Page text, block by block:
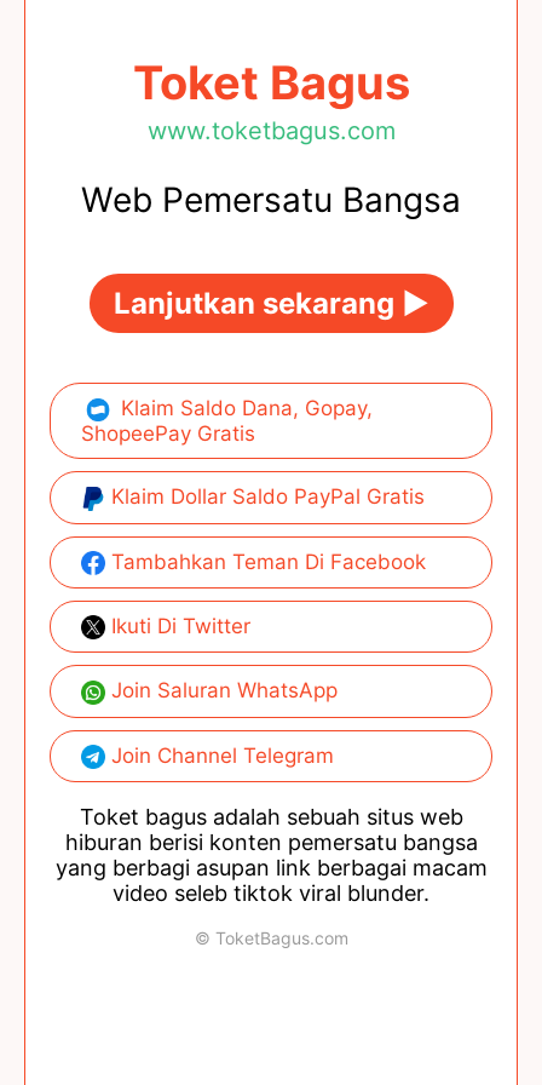
Toket Bagus
www.toketbagus.com
Web Pemersatu Bangsa
Lanjutkan sekarang ►
Klaim Saldo Dana, Gopay,
ShopeePay Gratis
Klaim Dollar Saldo PayPal Gratis
Tambahkan Teman Di Facebook
Ikuti Di Twitter
Join Saluran WhatsApp
Join Channel Telegram
Toket bagus adalah sebuah situs web
hiburan berisi konten pemersatu bangsa
yang berbagi asupan link berbagai macam
video seleb tiktok viral blunder.
© ToketBagus.com